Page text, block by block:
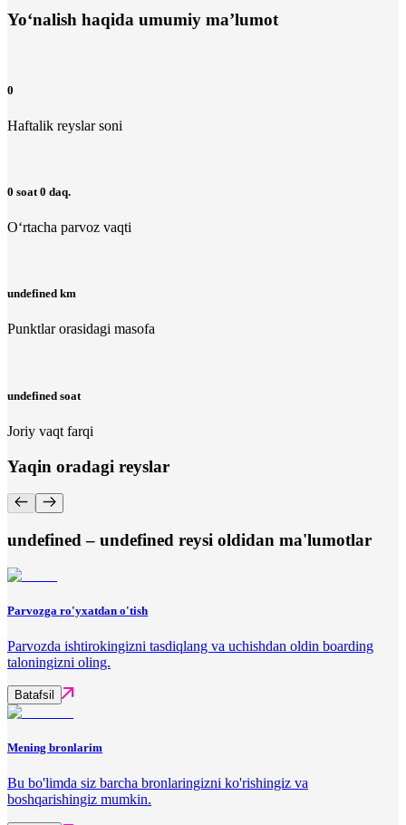
Yo‘nalish haqida umumiy ma’lumot
0
Haftalik reyslar soni
0 soat 0 daq.
O‘rtacha parvoz vaqti
undefined km
Punktlar orasidagi masofa
undefined soat
Joriy vaqt farqi
Yaqin oradagi reyslar
undefined – undefined reysi oldidan ma'lumotlar
Parvozga ro'yxatdan o'tish
Parvozda ishtirokingizni tasdiqlang va uchishdan oldin boarding
taloningizni oling.
Batafsil
Mening bronlarim
Bu bo'limda siz barcha bronlaringizni ko'rishingiz va
boshqarishingiz mumkin.